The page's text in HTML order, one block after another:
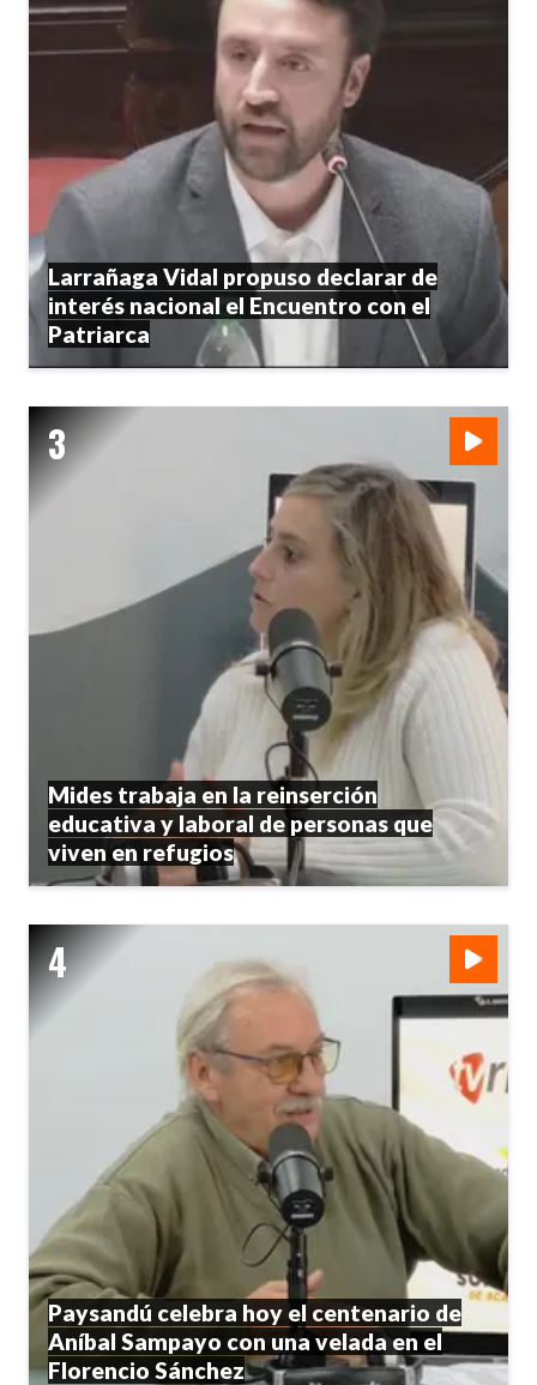
Larrañaga Vidal propuso declarar de
interés nacional el Encuentro con el
Patriarca
Mides trabaja en la reinserción
educativa y laboral de personas que
viven en refugios
Paysandú celebra hoy el centenario de
Aníbal Sampayo con una velada en el
Florencio Sánchez